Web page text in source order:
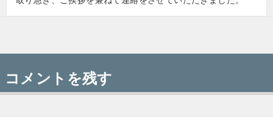
コメントを残す